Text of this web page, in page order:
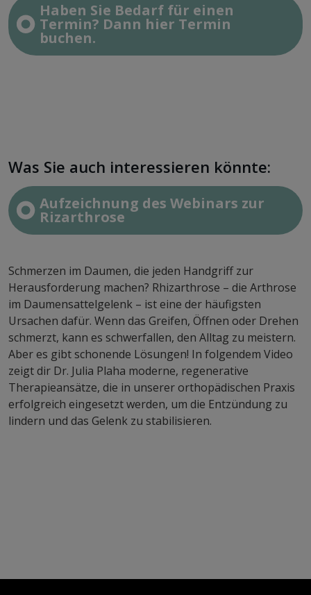
Haben Sie Bedarf für einen
Termin? Dann hier Termin
buchen.
Was Sie auch interessieren könnte:
Aufzeichnung des Webinars zur
Rizarthrose
Schmerzen im Daumen, die jeden Handgriff zur
Herausforderung machen? Rhizarthrose – die Arthrose
im Daumensattelgelenk – ist eine der häufigsten
Ursachen dafür. Wenn das Greifen, Öffnen oder Drehen
schmerzt, kann es schwerfallen, den Alltag zu meistern.
Aber es gibt schonende Lösungen! In folgendem Video
zeigt dir Dr. Julia Plaha moderne, regenerative
Therapieansätze, die in unserer orthopädischen Praxis
erfolgreich eingesetzt werden, um die Entzündung zu
lindern und das Gelenk zu stabilisieren.